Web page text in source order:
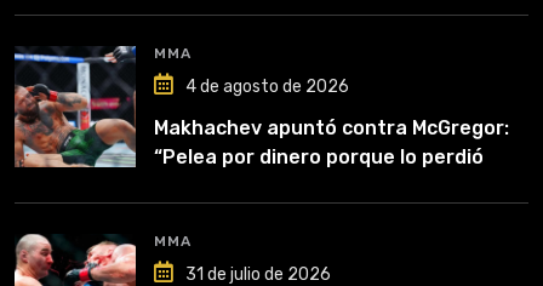
MMA
4 de agosto de 2026
Makhachev apuntó contra McGregor:
“Pelea por dinero porque lo perdió
MMA
31 de julio de 2026